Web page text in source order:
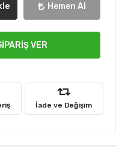
Hemen Al
VER
İade ve Değişim